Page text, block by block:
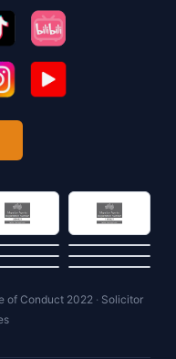
of Conduct 2022 · Solicitor